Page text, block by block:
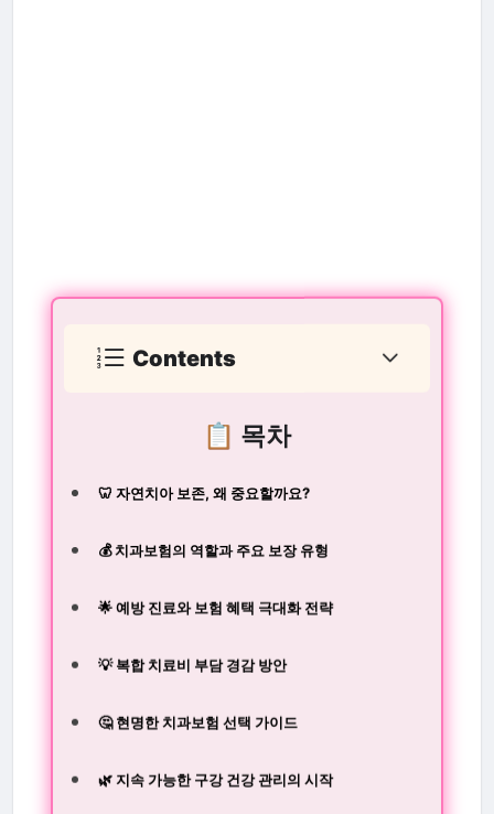
Contents
📋 목차
🦷 자연치아 보존, 왜 중요할까요?
💰 치과보험의 역할과 주요 보장 유형
🌟 예방 진료와 보험 혜택 극대화 전략
💡 복합 치료비 부담 경감 방안
🤔 현명한 치과보험 선택 가이드
🌿 지속 가능한 구강 건강 관리의 시작